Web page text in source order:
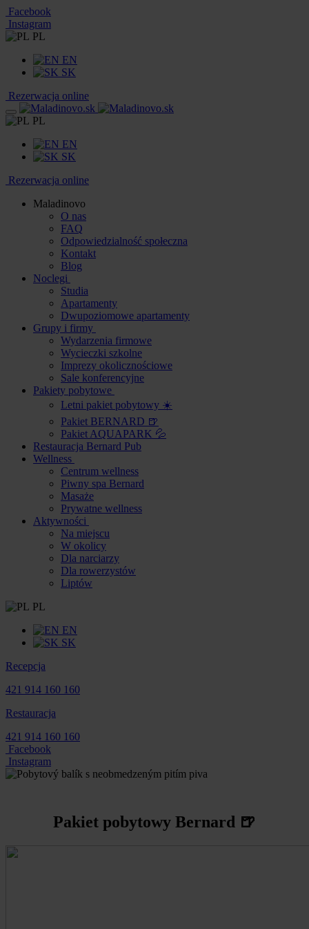
Facebook
Instagram
PL
EN
SK
Rezerwacja online
PL
EN
SK
Rezerwacja online
Maladinovo
O nas
FAQ
Odpowiedzialność społeczna
Kontakt
Blog
Noclegi
Studia
Apartamenty
Dwupoziomowe apartamenty
Grupy i firmy
Wydarzenia firmowe
Wycieczki szkolne
Imprezy okolicznościowe
Sale konferencyjne
Pakiety pobytowe
Letni pakiet pobytowy ☀️
Pakiet BERNARD 🍺
Pakiet AQUAPARK 💦
Restauracja Bernard Pub
Wellness
Centrum wellness
Piwny spa Bernard
Masaże
Prywatne wellness
Aktywności
Na miejscu
W okolicy
Dla narciarzy
Dla rowerzystów
Liptów
PL
EN
SK
Recepcja
421 914 160 160
Restauracja
421 914 160 160
Facebook
Instagram
Pakiet pobytowy Bernard 🍺